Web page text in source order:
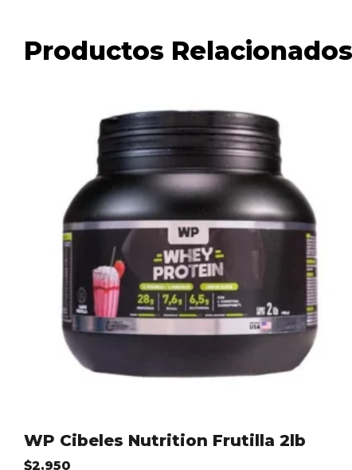
Productos Relacionados
WP Cibeles Nutrition Frutilla 2lb
$2.950